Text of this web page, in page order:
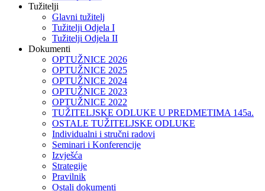
Tužitelji
Glavni tužitelj
Tužitelji Odjela I
Tužitelji Odjela II
Dokumenti
OPTUŽNICE 2026
OPTUŽNICE 2025
OPTUŽNICE 2024
OPTUŽNICE 2023
OPTUŽNICE 2022
TUŽITELJSKE ODLUKE U PREDMETIMA 145a.
OSTALE TUŽITELJSKE ODLUKE
Individualni i stručni radovi
Seminari i Konferencije
Izvješća
Strategije
Pravilnik
Ostali dokumenti